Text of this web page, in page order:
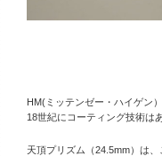
HM(ミッテンゼー・ハイゲン
18世紀にコーティング技術は
天頂プリズム（24.5mm）は、